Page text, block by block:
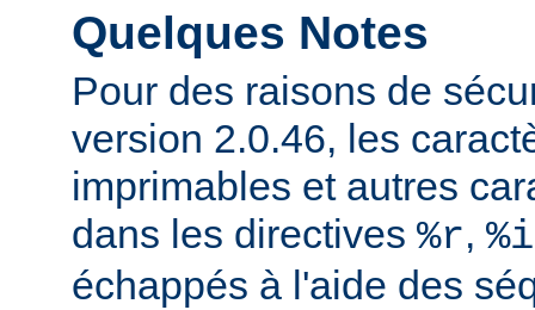
Quelques Notes
Pour des raisons de
version 2.0.46, les
imprimables et autres
dans les directives %r, %i
échappés à l'aide des